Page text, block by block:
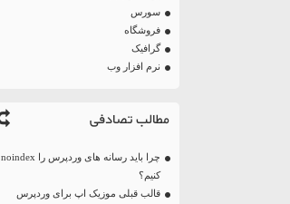
سورس
فروشگاه
گرافیک
نرم افزار وب
مطالب تصادفی
چرا باید رسانه های وردپرس را noindex
کنیم؟
قالب قبلی موزیک اپ برای وردپرس